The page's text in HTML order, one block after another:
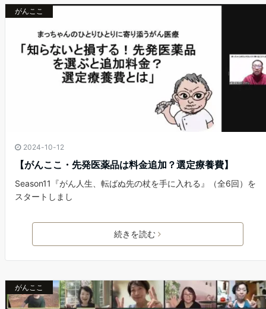
がんここ
2024-10-12
【がんここ・先発医薬品は料金追加？選定療養費】
Season11『がん人生、転ばぬ先の杖を手に入れる』（全6回）を
スタートしまし
続きを読む
がんここ